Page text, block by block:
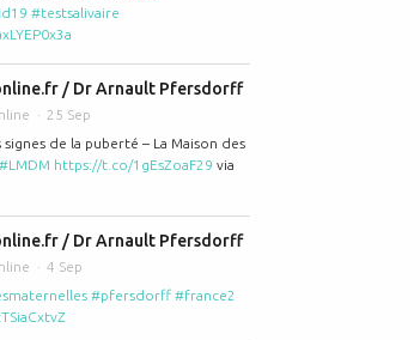
#testsalivaire
/ Dr Arnault Pfersdorff
25 Sep
signes de la puberté – La Maison des
#LMDM https://t.co/1gEsZoaF29 via
/ Dr Arnault Pfersdorff
4 Sep
#pfersdorff #france2